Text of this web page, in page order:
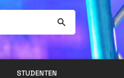
STUDENTEN